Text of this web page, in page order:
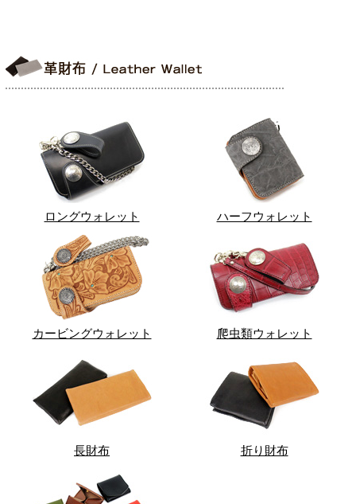
ロングウォレット ハーフウォレット
カービングウォレット 爬虫類ウォレット
長財布 折り財布